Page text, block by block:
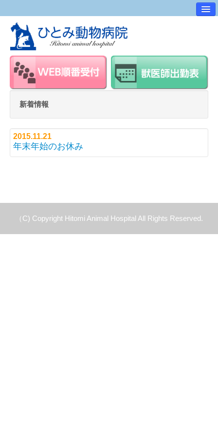
病院案内
交通アクセス
ワンポイントアドバイス
スタッフ紹介
求人・採用情報
新着情報
2015.11.21
年末年始のお休み
（C) Copyright Hitomi Animal Hospital All Rights Reserved.